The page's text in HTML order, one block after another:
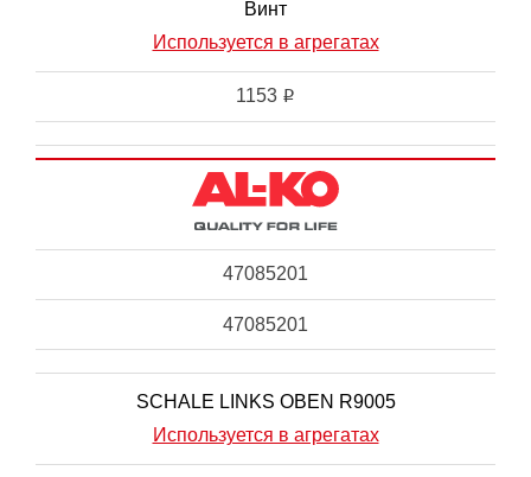
Винт
Используется в агрегатах
1153 i
47085201
47085201
SCHALE LINKS OBEN R9005
Используется в агрегатах